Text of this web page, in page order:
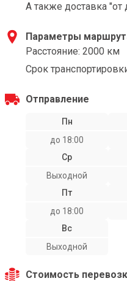
А также доставка
Параметры
Расстояние: 2000 км
Срок
Отправление
Пн
до 18:00
Ср
Выходной
Пт
до 18:00
Вс
Выходной
Стоимость